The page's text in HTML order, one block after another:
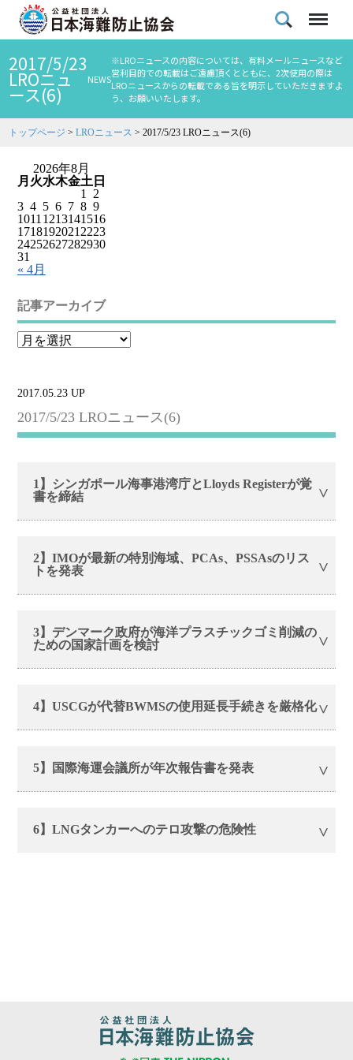
2017/5/23
LROニュ
ース(6)
NEWS
※LROニュースの内容については、有料メールニュースなど
営利目的での転載はご遠慮頂くとともに、2次使用の際は
LROニュースからの転載である旨を明示していただきますよ
う、お願いいたします。
トップページ >LROニュース >2017/5/23 LROニュース(6)
2026年8月
月 火水木金土 日
1
2
3 4 5 6 7 8 9
1011 1213141516
1718192021 2223
24252627282930
31
« 4月
記事アーカイブ
2017.05.23 UP
2017/5/23 LROニュース(6)
1】シンガポール海事港湾庁とLloyds Registerが覚
書を締結
2】IMOが最新の特別海域、PCAs、PSSAsのリス
トを発表
3】デンマーク政府が海洋プラスチックゴミ削減の
ための国家計画を検討
4】USCGが代替BWMSの使用延長手続きを厳格化
5】国際海運会議所が年次報告書を発表
6】LNGタンカーへのテロ攻撃の危険性